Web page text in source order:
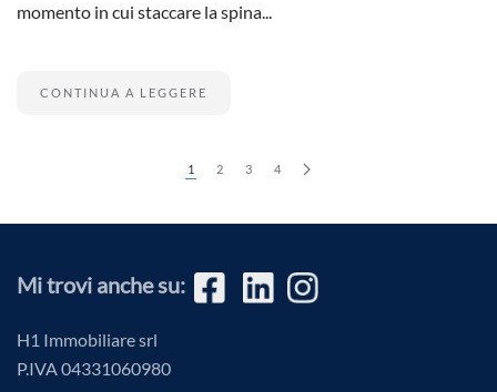
momento in cui staccare la spina...
CONTINUA A LEGGERE
1 2 3 4
Mi trovi anche su:
H1 Immobiliare srl
P.IVA04331060980